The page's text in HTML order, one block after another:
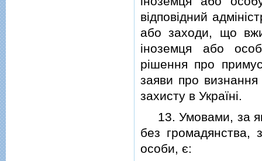
вiдповiдний
або заходи, що
iноземця або
рiшення про
заяви про
захисту в Українi.
13. Умовами, за
без громадянства,
особи, є: